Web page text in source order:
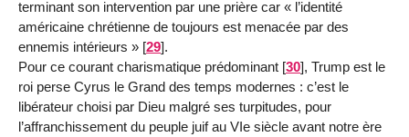
terminant son intervention par une prière car « l’identité
américaine chrétienne de toujours est menacée par des
ennemis intérieurs » [29].
Pour ce courant charismatique prédominant [30], Trump est le
roi perse Cyrus le Grand des temps modernes : c’est le
libérateur choisi par Dieu malgré ses turpitudes, pour
l’affranchissement du peuple juif au VIe siècle avant notre ère